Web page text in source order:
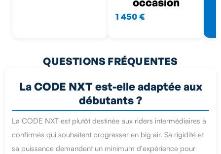
1 450 €
QUESTIONS FRÉQUENTES
La CODE NXT est-elle adaptée aux
débutants ?
La CODE NXT est plutôt destinée aux riders intermédiaires à
confirmés qui souhaitent progresser en big air. Sa rigidité et
sa puissance demandent un minimum d'expérience pour